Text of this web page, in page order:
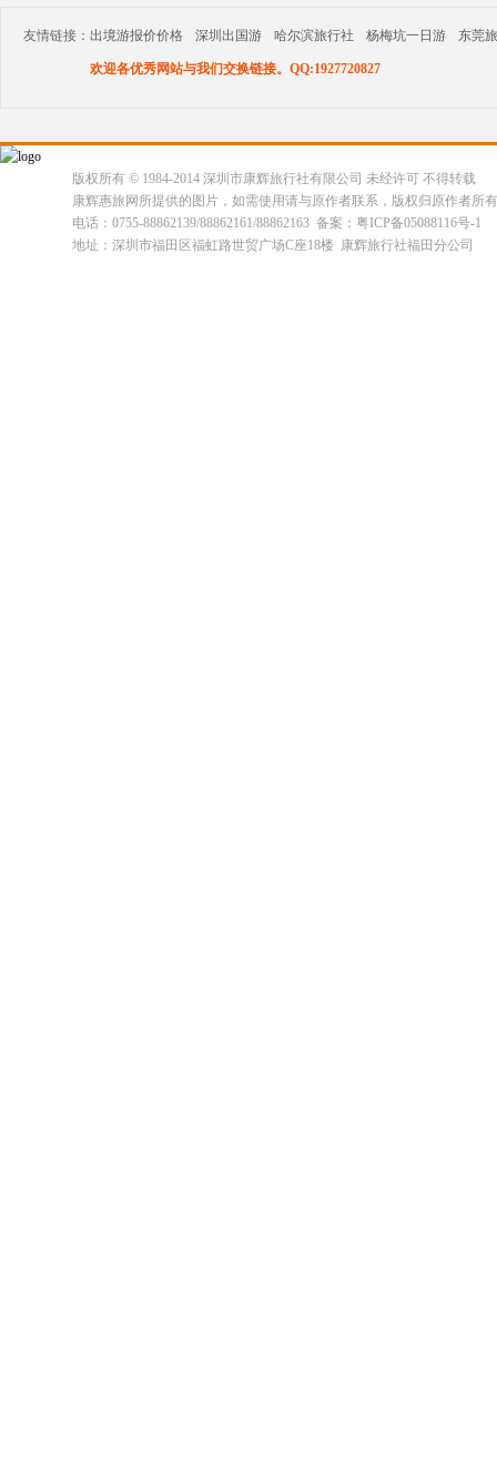
友情链接： 出境游报价价格 深圳出国游 哈尔滨旅行社 杨梅坑一日游 东莞
欢迎各优秀网站与我们交换链接。QQ:1927720827
版权所有 © 1984-2014 深圳市康辉旅行社有限公司 未经许可 不得转载
康辉惠旅网所提供的图片，如需使用请与原作者联系，版权归原作者所
电话：0755-88862139/88862161/88862163 备案：粤ICP备05088116号-1
地址：深圳市福田区福虹路世贸广场C座18楼 康辉旅行社福田分公司